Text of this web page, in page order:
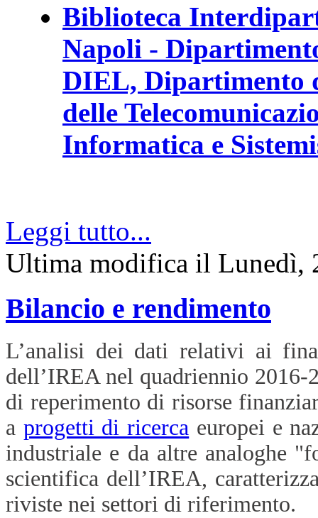
Biblioteca
Napoli -
DIEL, Dipartimento
delle
Informatica e
Leggi tutto...
Ultima modifica il Lunedì,
Bilancio e rendimento
L’analisi dei dati relativi ai
dell’IREA nel quadriennio 2016-
di reperimento di risorse
a progetti di ricerca europei e
industriale e da altre analoghe
scientifica dell’IREA,
riviste nei settori di riferimento.